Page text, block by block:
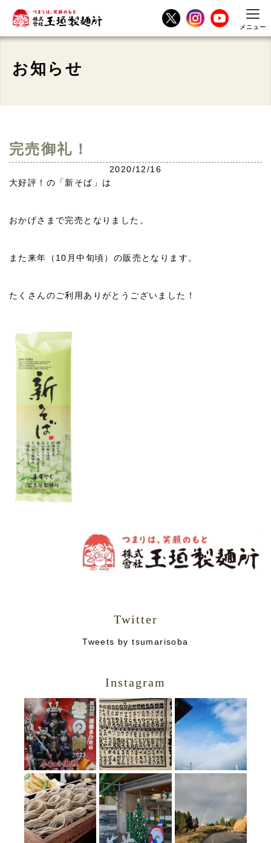
メニュー
お知らせ
完売御礼！
2020/12/16
大好評！の「新そば」は
おかげさまで完売となりました。
また来年（10月中旬頃）の販売となります。
たくさんのご利用ありがとうございました！
Twitter
Tweets by tsumarisoba
Instagram